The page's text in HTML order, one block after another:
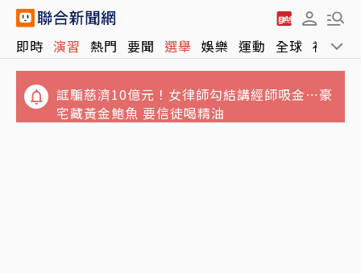
即時 演習 熱門 要聞 選舉 娛樂 運動 全球 社會
今「立秋」7縣市大雨開炸！氣象署：白海豚
進逼有機會海警 不排除陸警
誆騙慈濟10億元！女律師勾結講經師吸金⋯豪
宅藏黃金鮑魚 要信徒喝精油